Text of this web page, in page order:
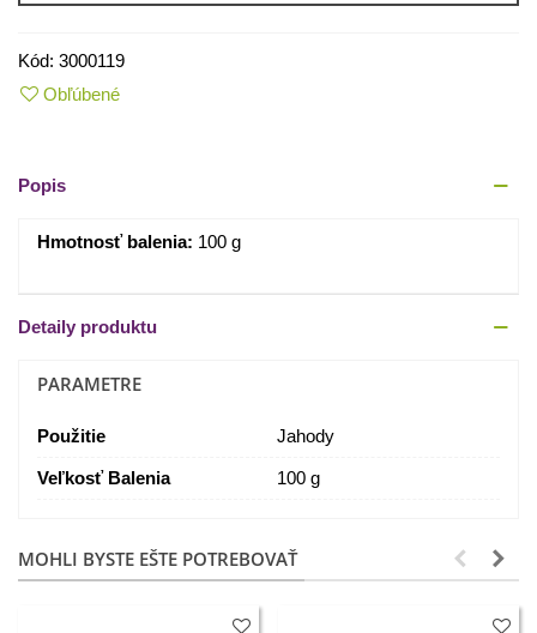
Kód: 3000119
Obľúbené
Popis
Hmotnosť balenia: 100 g
Detaily produktu
PARAMETRE
Použitie Jahody
Veľkosť Balenia 100 g
MOHLI BYSTE EŠTE POTREBOVAŤ